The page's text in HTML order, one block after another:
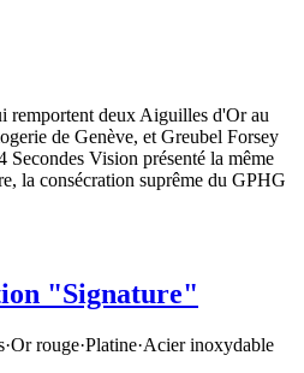
remportent deux Aiguilles d'Or au
de Genève, et Greubel Forsey
Vision présenté la même
la consécration suprême du GPHG
"Signature"
·Or rouge·Platine·Acier inoxydable